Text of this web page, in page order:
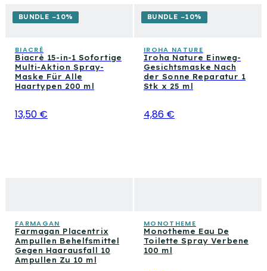
BUNDLE −10%
BIACRÈ
Biacrè 15-in-1 Sofortige
Multi-Aktion Spray-
Maske Für Alle
Haartypen 200 ml
13,50 €
BUNDLE −10%
IROHA NATURE
Iroha Nature Einweg-
Gesichtsmaske Nach
der Sonne Reparatur 1
Stk x 25 ml
4,86 €
FARMAGAN
Farmagan Placentrix
Ampullen Behelfsmittel
Gegen Haarausfall 10
Ampullen Zu 10 ml
MONOTHEME
Monotheme Eau De
Toilette Spray Verbene
100 ml